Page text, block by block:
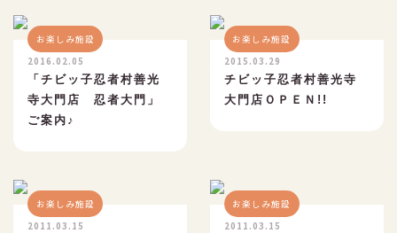
料金
アクセス
採用情報
お得な割引券
お楽しみ施設
2016.02.05
「チビッ子忍者村善光
寺大門店 忍者大門」
ご案内♪
お楽しみ施設
2015.03.29
チビッ子忍者村善光寺
大門店ＯＰＥＮ!!
お楽しみ施設
2011.03.15
お楽しみ施設
2011.03.15